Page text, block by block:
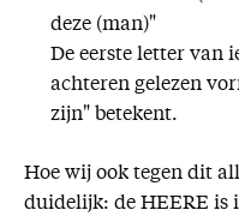
deze (man)"
De eerste letter van
achteren gelezen
zijn" betekent.
Hoe wij ook tegen dit
duidelijk: de HEERE is